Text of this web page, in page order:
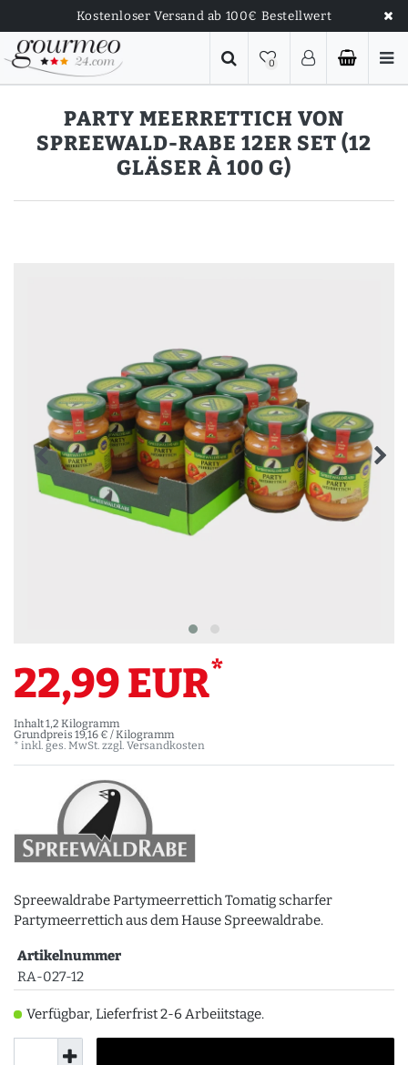
Kostenloser Versand ab 100€ Bestellwert
0
PARTY MEERRETTICH VON
SPREEWALD-RABE 12ER SET (12
GLÄSER À 100 G)
22,99 EUR*
Inhalt1,2 Kilogramm
Grundpreis 19,16 € / Kilogramm
* inkl. ges. MwSt. zzgl. Versandkosten
Spreewaldrabe Partymeerrettich Tomatig scharfer
Partymeerrettich aus dem Hause Spreewaldrabe.
Artikelnummer
RA-027-12
Verfügbar, Lieferfrist 2-6 Arbeiitstage.